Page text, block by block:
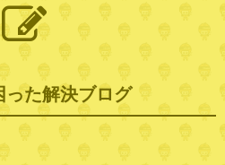
った解決ブログ